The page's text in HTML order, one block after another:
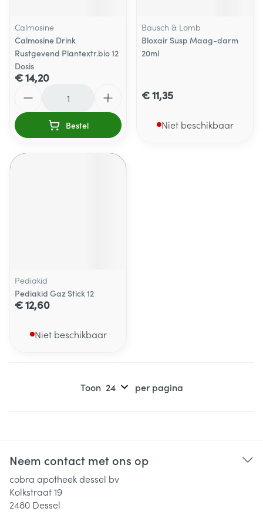
Calmosine
Calmosine Drink
Rustgevend Plantextr.bio 12
Dosis
€ 14,20
Bestel
Bausch & Lomb
Bloxair Susp Maag-darm
20ml
€ 11,35
Niet beschikbaar
Pediakid
Pediakid Gaz Stick 12
€ 12,60
Niet beschikbaar
Toon per pagina
Neem contact met ons op
cobra apotheek dessel bv
Kolkstraat 19
2480 Dessel